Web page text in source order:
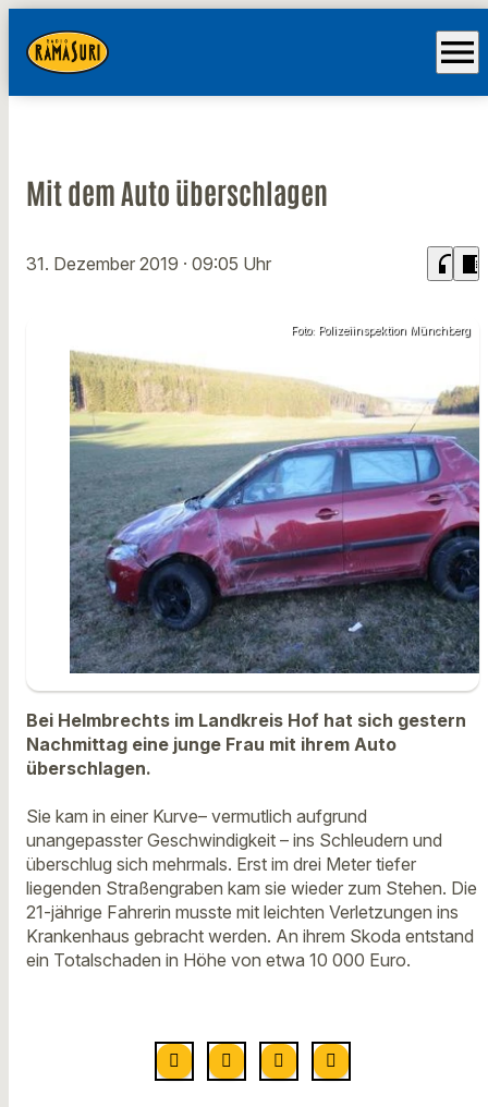
menu
Mit dem Auto überschlagen
31. Dezember 2019 · 09:05 Uhr headphones chrome_reader_mode
Foto: Polizeiinspektion Münchberg
Bei Helmbrechts im Landkreis Hof hat sich gestern
Nachmittag eine junge Frau mit ihrem Auto
überschlagen.
Sie kam in einer Kurve– vermutlich aufgrund
unangepasster Geschwindigkeit – ins Schleudern und
überschlug sich mehrmals. Erst im drei Meter tiefer
liegenden Straßengraben kam sie wieder zum Stehen. Die
21-jährige Fahrerin musste mit leichten Verletzungen ins
Krankenhaus gebracht werden. An ihrem Skoda entstand
ein Totalschaden in Höhe von etwa 10 000 Euro.